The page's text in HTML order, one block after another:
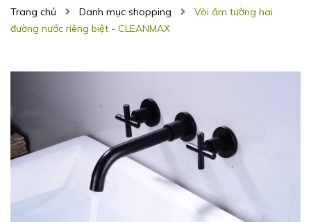
Trang chủ Danh mục shopping
Vòi âm tường hai
đường nước riêng biệt - CLEANMAX